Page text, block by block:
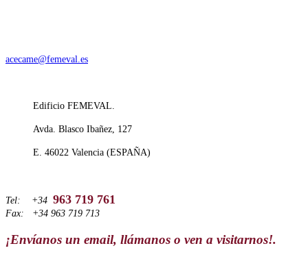
acecame@femeval.es
Edificio FEMEVAL.
Avda. Blasco Ibañez, 127
E. 46022 Valencia (ESPAÑA)
Tel: +34 963 719 761
Fax: +34 963 719 713
¡Envíanos un email, llámanos o ven a visitarnos!.